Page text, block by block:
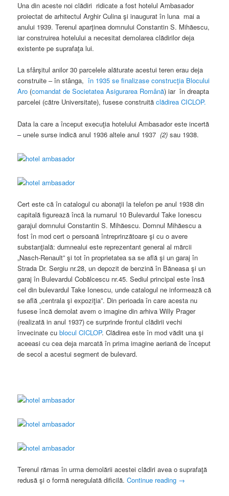
Una din aceste noi clădiri ridicate a fost hotelul Ambasador
proiectat de arhitectul Arghir Culina şi inaugurat în luna mai a
anului 1939. Terenul aparţinea domnului Constantin S. Mihăescu,
iar construirea hotelului a necesitat demolarea clădirilor deja
existente pe suprafaţa lui.
La sfârşitul anilor 30 parcelele alăturate acestui teren erau deja
construite – în stânga, în 1935 se finalizase construcţia Blocului
Aro (comandat de Societatea Asigurarea Română) iar în dreapta
parcelei (către Universitate), fusese construită clădirea CICLOP.
Data la care a început execuţia hotelului Ambasador este incertă
– unele surse indică anul 1936 altele anul 1937(2) sau 1938.
Cert este că în catalogul cu abonaţii la telefon pe anul 1938 din
capitală figurează încă la numarul 10 Bulevardul Take Ionescu
garajul domnului Constantin S. Mihăescu. Domnul Mihăescu a
fost în mod cert o persoană întreprinzătoare şi cu o avere
substanţială: dumnealui este reprezentant general al mărcii
„Nasch-Renault” şi tot în proprietatea sa se află şi un garaj în
Strada Dr. Sergiu nr.28, un depozit de benzină în Băneasa şi un
garaj în Bulevardul Cobălcescu nr.45. Sediul principal este însă
cel din bulevardul Take Ionescu, unde catalogul ne informează că
se află „centrala şi expoziţia”. Din perioada în care acesta nu
fusese încă demolat avem o imagine din arhiva Willy Prager
(realizată in anul 1937) ce surprinde frontul clădirii vechi
învecinate cublocul CICLOP. Clădirea este în mod vădit una şi
aceeasi cu cea deja marcată în prima imagine aeriană de început
de secol a acestui segment de bulevard.
Terenul rămas în urma demolării acestei clădiri avea o suprafaţă
redusă şi o formă neregulată dificilă.Continue reading →